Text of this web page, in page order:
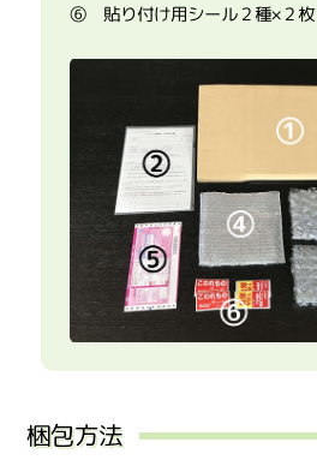
⑥ 貼り付け用シール２種×２枚
梱包方法